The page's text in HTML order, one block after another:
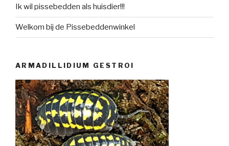
Ik wil pissebedden als huisdier!!!
Welkom bij de Pissebeddenwinkel
ARMADILLIDIUM GESTROI